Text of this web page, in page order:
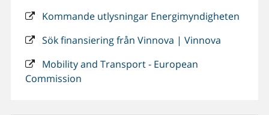
Kommande utlysningar Energimyndigheten
Sök finansiering från Vinnova | Vinnova
Mobility and Transport - European
Commission